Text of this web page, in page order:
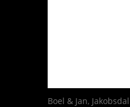
Boel & Jan, Jakobsdal